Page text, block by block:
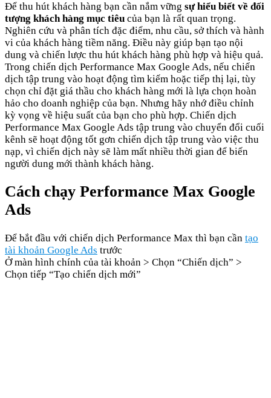
Để thu hút khách hàng bạn cần nắm vững sự hiểu biết về đối
tượng khách hàng mục tiêu của bạn là rất quan trọng.
Nghiên cứu và phân tích đặc điểm, nhu cầu, sở thích và hành
vi của khách hàng tiềm năng. Điều này giúp bạn tạo nội
dung và chiến lược thu hút khách hàng phù hợp và hiệu quả.
Trong chiến dịch Performance Max Google Ads, nếu chiến
dịch tập trung vào hoạt động tìm kiếm hoặc tiếp thị lại, tùy
chọn chỉ đặt giá thầu cho khách hàng mới là lựa chọn hoàn
hảo cho doanh nghiệp của bạn. Nhưng hãy nhớ điều chỉnh
kỳ vọng về hiệu suất của bạn cho phù hợp. Chiến dịch
Performance Max Google Ads tập trung vào chuyển đổi cuối
kênh sẽ hoạt động tốt gơn chiến dịch tập trung vào việc thu
nạp, vì chiến dịch này sẽ làm mất nhiều thời gian để biến
người dung mới thành khách hàng.
Cách chạy Performance Max Google
Ads
Để bắt đầu với chiến dịch Performance Max thì bạn cần tạo
tài khoản Google Ads trước
Ở màn hình chính của tài khoản > Chọn “Chiến dịch” >
Chọn tiếp “Tạo chiến dịch mới”